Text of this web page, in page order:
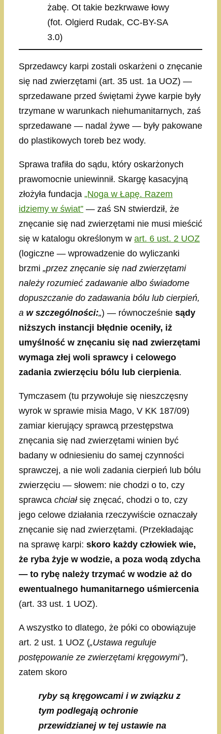
żabę. Ot takie bezkrwawe łowy
(fot. Olgierd Rudak, CC-BY-SA
3.0)
Sprzedawcy karpi zostali oskarżeni o znęcanie
się nad zwierzętami (art. 35 ust. 1a UOZ) —
sprzedawane przed świętami żywe karpie były
trzymane w warunkach niehumanitarnych, zaś
sprzedawane — nadal żywe — były pakowane
do plastikowych toreb bez wody.
Sprawa trafiła do sądu, który oskarżonych
prawomocnie uniewinnił. Skargę kasacyjną
złożyła fundacja „Noga w Łapę. Razem
idziemy w świat” — zaś SN stwierdził, że
znęcanie się nad zwierzętami nie musi mieścić
się w katalogu określonym w art. 6 ust. 2 UOZ
(logiczne — wprowadzenie do wyliczanki
brzmi „przez znęcanie się nad zwierzętami
należy rozumieć zadawanie albo świadome
dopuszczanie do zadawania bólu lub cierpień,
a w szczególności:„) — równocześnie sądy
niższych instancji błędnie oceniły, iż
umyślność w znęcaniu się nad zwierzętami
wymaga złej woli sprawcy i celowego
zadania zwierzęciu bólu lub cierpienia.
Tymczasem (tu przywołuje się nieszczęsny
wyrok w sprawie misia Mago, V KK 187/09)
zamiar kierujący sprawcą przestępstwa
znęcania się nad zwierzętami winien być
badany w odniesieniu do samej czynności
sprawczej, a nie woli zadania cierpień lub bólu
zwierzęciu — słowem: nie chodzi o to, czy
sprawca chciałsię znęcać, chodzi o to, czy
jego celowe działania rzeczywiście oznaczały
znęcanie się nad zwierzętami. (Przekładając
na sprawę karpi: skoro każdy człowiek wie,
że ryba żyje w wodzie, a poza wodą zdycha
— to rybę należy trzymać w wodzie aż do
ewentualnego humanitarnego uśmiercenia
(art. 33 ust. 1 UOZ).
A wszystko to dlatego, że póki co obowiązuje
art. 2 ust. 1 UOZ („Ustawa reguluje
postępowanie ze zwierzętami kręgowymi”),
zatem skoro
ryby są kręgowcami i w związku z
tym podlegają ochronie
przewidzianej w tej ustawie na